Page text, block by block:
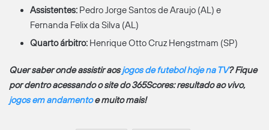
Assistentes: Pedro Jorge Santos de Araujo (AL) e
Fernanda Felix da Silva (AL)
Quarto árbitro: Henrique Otto Cruz Hengstmam (SP)
Quer saber onde assistir aosjogos de futebol hoje na TV? Fique
por dentro acessando o site do 365Scores: resultado ao vivo,
jogos em andamentoe muito mais!